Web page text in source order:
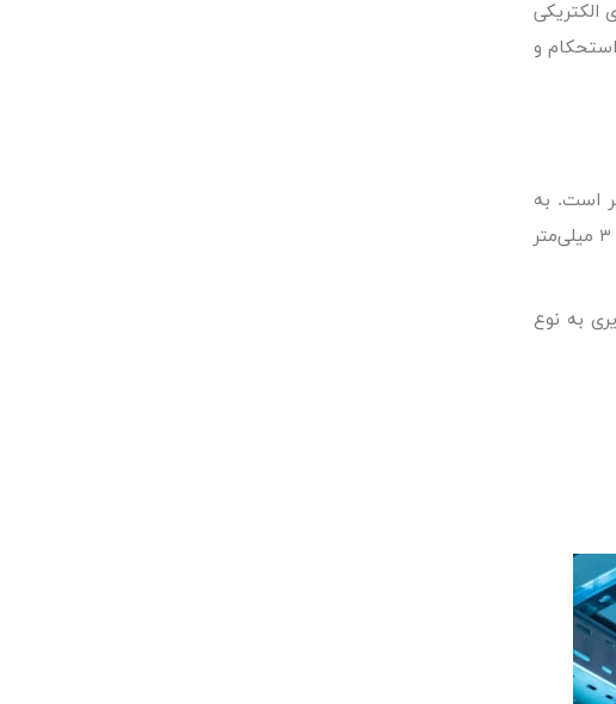
الکتریکی
و
دارد و در دامنه‌ای بین ۱.۵ تا ۲.۵ قابل تغییر است. به
عنوان مثال، برای خم کردن سینی کابلی با ضخامت ۱ میلی‌متر و ضریب خم‌پذیری ۲.۰، شعاع خمش باید حداقل ۳ میلی‌متر
به نوع